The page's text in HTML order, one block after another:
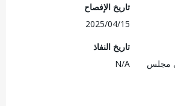
تاريخ الإفصاح
2025/04/15
تاريخ النفاذ
N/A